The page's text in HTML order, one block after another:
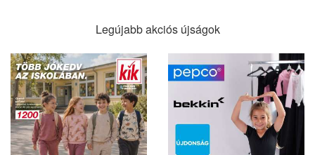
Legújabb akciós újságok